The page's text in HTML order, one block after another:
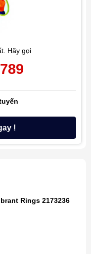
Hãy gọi
!
Rings 2173236